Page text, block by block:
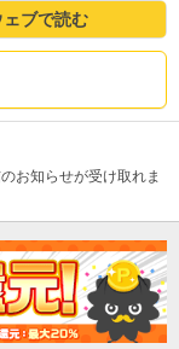
ェブで読む
お知らせが受け取れま